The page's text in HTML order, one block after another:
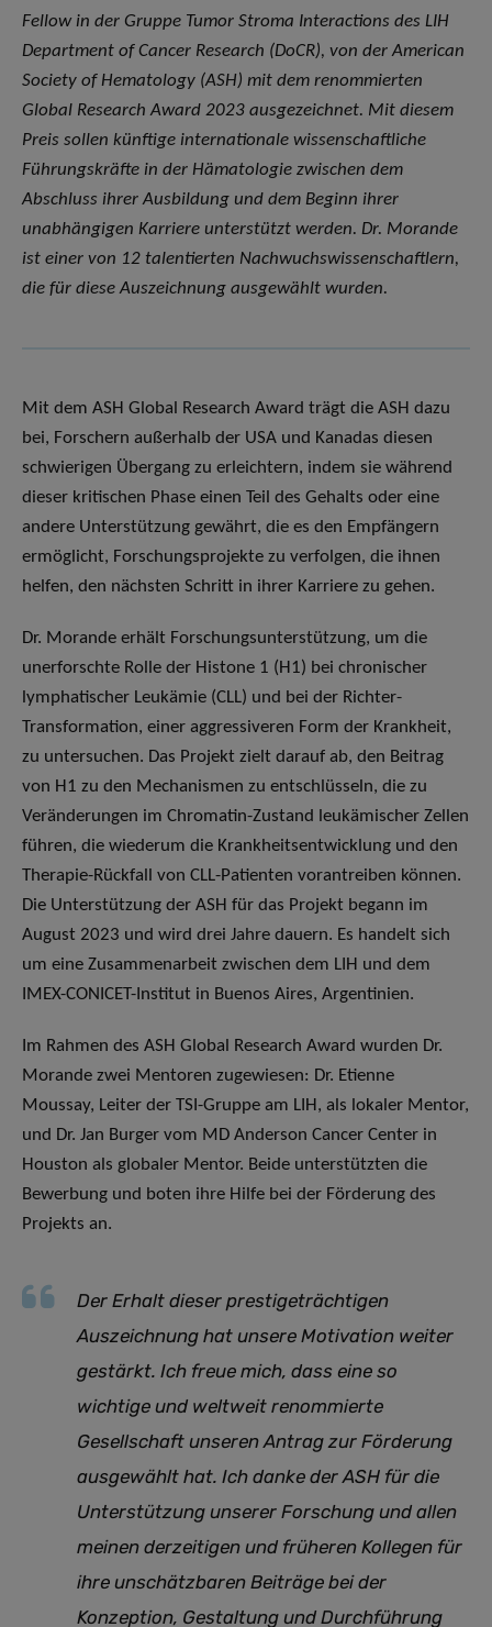
Fellow in der Gruppe Tumor Stroma Interactions des LIH
Department of Cancer Research (DoCR), von der American
Society of Hematology (ASH) mit dem renommierten
Global Research Award 2023 ausgezeichnet. Mit diesem
Preis sollen künftige internationale wissenschaftliche
Führungskräfte in der Hämatologie zwischen dem
Abschluss ihrer Ausbildung und dem Beginn ihrer
unabhängigen Karriere unterstützt werden. Dr. Morande
ist einer von 12 talentierten Nachwuchswissenschaftlern,
die für diese Auszeichnung ausgewählt wurden.
Mit dem ASH Global Research Award trägt die ASH dazu
bei, Forschern außerhalb der USA und Kanadas diesen
schwierigen Übergang zu erleichtern, indem sie während
dieser kritischen Phase einen Teil des Gehalts oder eine
andere Unterstützung gewährt, die es den Empfängern
ermöglicht, Forschungsprojekte zu verfolgen, die ihnen
helfen, den nächsten Schritt in ihrer Karriere zu gehen.
Dr. Morande erhält Forschungsunterstützung, um die
unerforschte Rolle der Histone 1 (H1) bei chronischer
lymphatischer Leukämie (CLL) und bei der Richter-
Transformation, einer aggressiveren Form der Krankheit,
zu untersuchen. Das Projekt zielt darauf ab, den Beitrag
von H1 zu den Mechanismen zu entschlüsseln, die zu
Veränderungen im Chromatin-Zustand leukämischer Zellen
führen, die wiederum die Krankheitsentwicklung und den
Therapie-Rückfall von CLL-Patienten vorantreiben können.
Die Unterstützung der ASH für das Projekt begann im
August 2023 und wird drei Jahre dauern. Es handelt sich
um eine Zusammenarbeit zwischen dem LIH und dem
IMEX-CONICET-Institut in Buenos Aires, Argentinien.
Im Rahmen des ASH Global Research Award wurden Dr.
Morande zwei Mentoren zugewiesen: Dr. Etienne
Moussay, Leiter der TSI-Gruppe am LIH, als lokaler Mentor,
und Dr. Jan Burger vom MD Anderson Cancer Center in
Houston als globaler Mentor. Beide unterstützten die
Bewerbung und boten ihre Hilfe bei der Förderung des
Projekts an.
Der Erhalt dieser prestigeträchtigen
Auszeichnung hat unsere Motivation weiter
gestärkt. Ich freue mich, dass eine so
wichtige und weltweit renommierte
Gesellschaft unseren Antrag zur Förderung
ausgewählt hat. Ich danke der ASH für die
Unterstützung unserer Forschung und allen
meinen derzeitigen und früheren Kollegen für
ihre unschätzbaren Beiträge bei der
Konzeption, Gestaltung und Durchführung